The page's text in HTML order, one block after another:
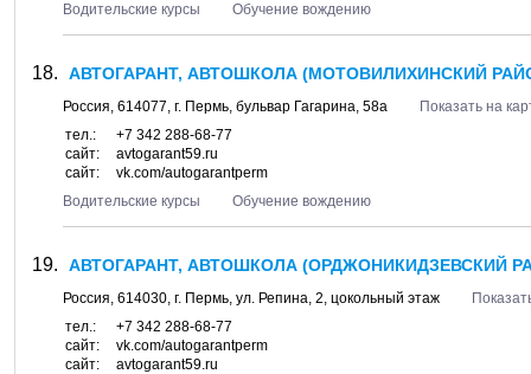
Водительские курсы
Обучение вождению
АВТОГАРАНТ, АВТОШКОЛА (МОТОВИЛИХИНСКИЙ
Россия, 614077, г. Пермь, бульвар Гагарина, 58а
Показать на
тел.:
+7 342 288-68-77
сайт:
avtogarant59.ru
сайт:
vk.com/autogarantperm
Водительские курсы
Обучение вождению
АВТОГАРАНТ, АВТОШКОЛА (ОРДЖОНИКИДЗЕВСКИЙ
Россия, 614030, г. Пермь, ул. Репина, 2, цокольный этаж
тел.:
+7 342 288-68-77
сайт:
vk.com/autogarantperm
сайт:
avtogarant59.ru